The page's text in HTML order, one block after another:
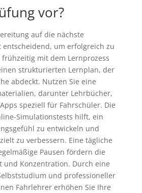
vor?
auf die nächste
um erfolgreich zu
frühzeitig mit dem Lernprozess
strukturierten Lernplan, der
abdeckt. Nutzen Sie eine
darunter Lehrbücher,
speziell für Fahrschüler. Die
Simulationstests hilft, ein
zu entwickeln und
zu verbessern. Eine tägliche
Pausen fördern die
und Konzentration. Durch eine
und professioneller
Fahrlehrer erhöhen Sie Ihre